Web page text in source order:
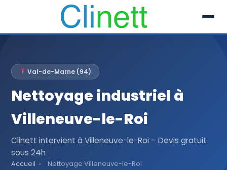
Prestations
Références
Recrutement
Val-de-Marne (94)
Nettoyage industriel à
Villeneuve-le-Roi
Clinett intervient à Villeneuve-le-Roi – Devis gratuit
sous 24h
Accueil › Nettoyage Villeneuve-le-Roi